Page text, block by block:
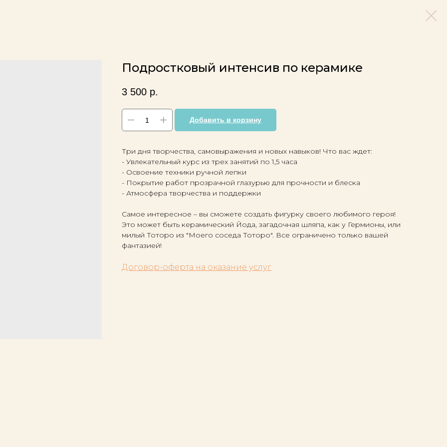
Подростковый интенсив по керамике
3 500 р.
Добавить в корзину
Три дня творчества, самовыражения и новых навыков! Что вас ждет:
- Увлекательный курс из трех занятий по 1,5 часа
- Освоение техники ручной лепки
- Покрытие работ прозрачной глазурью для прочности и блеска
- Атмосфера творчества и поддержки
Самое интересное – вы сможете создать фигурку своего любимого героя!
Это может быть керамический Йода, загадочная шляпа, как у Гермионы, или
милый Тоторо из "Моего соседа Тоторо". Все ограничено только вашей
фантазией!
Договор-оферта на оказание услуг